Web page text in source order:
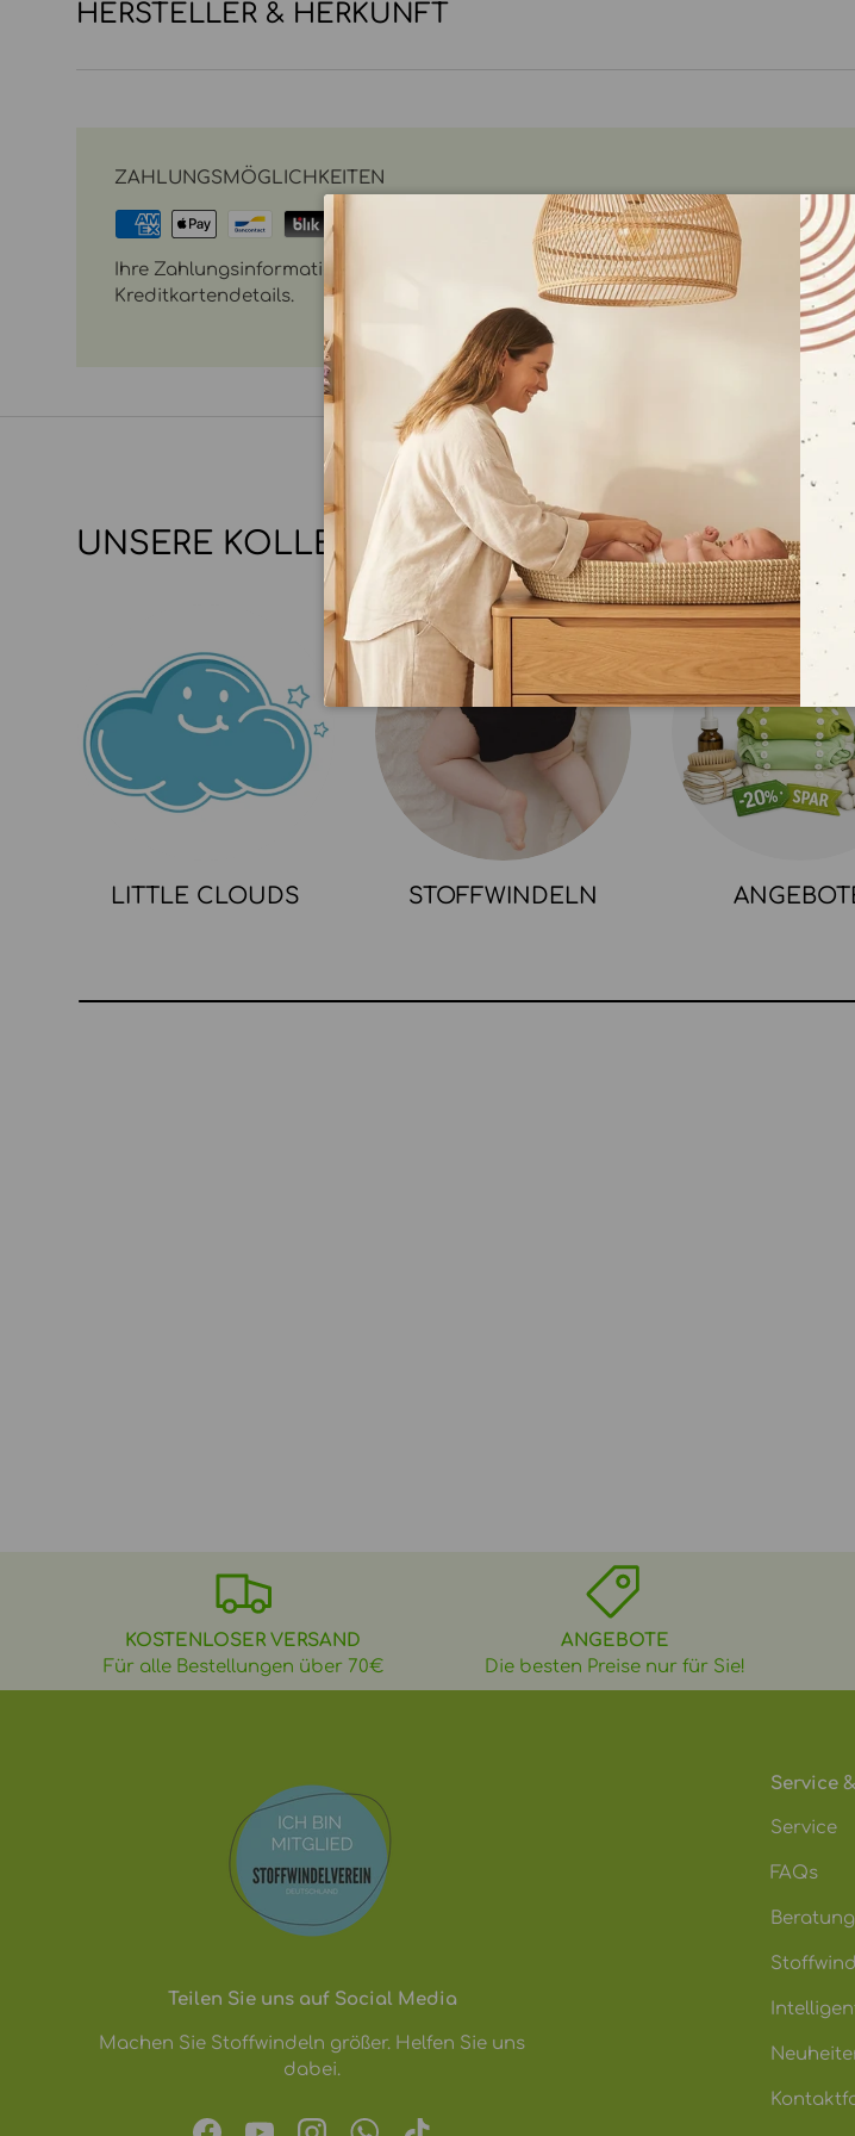
HERSTELLER & HERKUNFT
ZAHLUNGSMÖGLICHKEITEN
Ihre Zahlungsinformationen werden sicher verarbeitet. Wir speichern keine
Kreditkartendetails.
UNSERE KOLLEKTIONEN
LITTLE CLOUDS STOFFWINDELN
KOSTENLOSER VERSAND
Für alle Bestellungen über 70€
ANGEBOTE
Die besten Preise nur für Sie!
Teilen Sie uns auf Social Media
Machen Sie Stoffwindeln größer. Helfen Sie uns
dabei.
Service
Service
FAQs
Beratung